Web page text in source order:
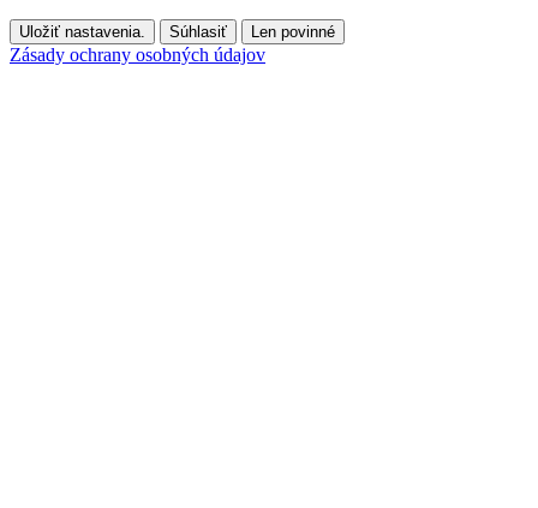
Uložiť nastavenia. Súhlasiť Len povinné
Zásady ochrany osobných údajov